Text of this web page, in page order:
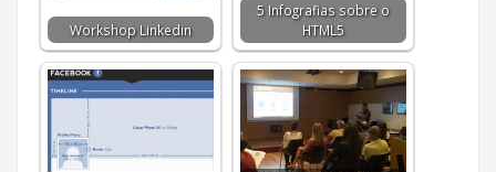
Workshop Linkedin
5 Infografias sobre o
HTML5